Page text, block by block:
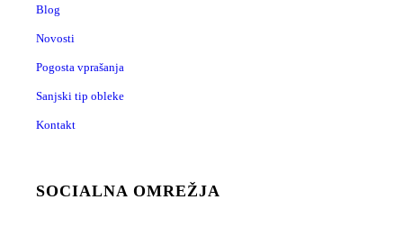
Blog
Novosti
Pogosta vprašanja
Sanjski tip obleke
Kontakt
SOCIALNA OMREŽJA